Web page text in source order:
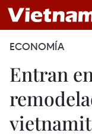
ECONOMÍA
Entran